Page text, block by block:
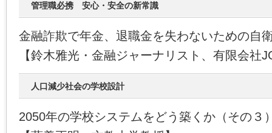
管理職必携 安心・安全の新常識
金融詐欺で年金、退職金を失わないための自
【鈴木雅光・金融ジャーナリスト、有限会社
人口減少社会の学校設計
2050年の学校システムをどう築くか（その３